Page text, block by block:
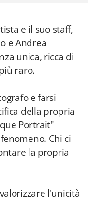
e il suo staff,
e Andrea
unica, ricca di
raro.
e farsi
della propria
Portrait"
Chi ci
la propria
l'unicità